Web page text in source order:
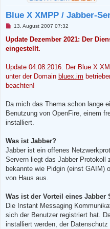
Blue X XMPP / Jabber-
U
g
e
l
e
n
r
i
t
a
13. August 2007 07:32
Update Dezember 2021: Der
eingestellt.
Update 04.08.2016: Der Blue X
unter der Domain bluex.im
beachten!
Da mich das Thema schon lange
Benutzung von OpenFire, einem
installiert.
Was ist Jabber?
Jabber ist ein offenes
Servern liegt das Jabber Protokoll
bekannte wie Pidgin (einst GAIM)
von Haus aus.
Was ist der Vorteil eines Jabber
Die Instant Messaging
sich der Benutzer registriert hat.
installiert werden, der